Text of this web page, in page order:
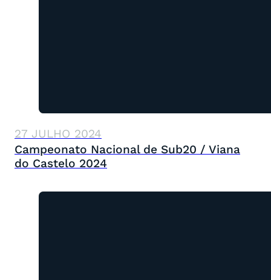
27 JULHO 2024
Campeonato Nacional de Sub20 / Viana
do Castelo 2024